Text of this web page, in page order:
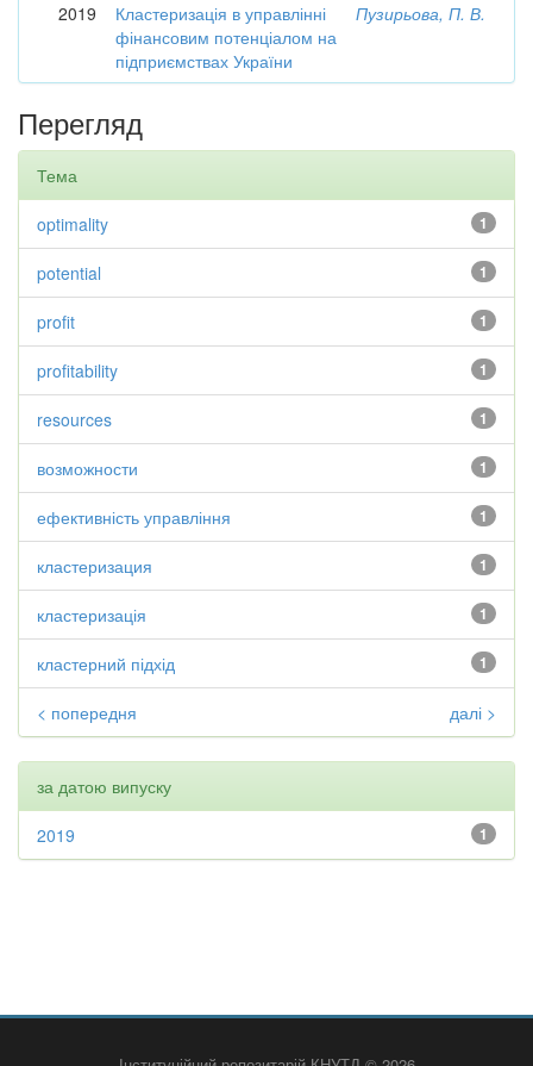
2019
Кластеризація в управлінні
фінансовим потенціалом на
підприємствах України
Пузирьова, П. В.
Перегляд
Тема
1
optimality
1
potential
1
profit
1
profitability
1
resources
1
возможности
1
ефективність управління
1
кластеризация
1
кластеризація
1
кластерний підхід
< попередня далі >
за датою випуску
1
2019